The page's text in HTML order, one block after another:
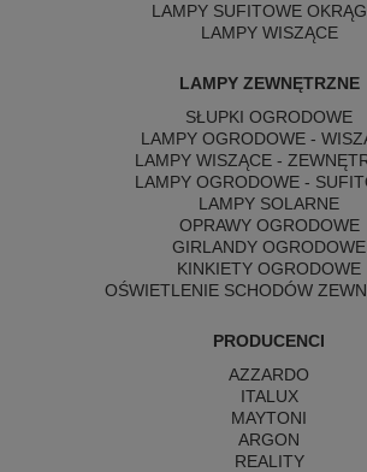
LAMPY SUFITOWE
LAMPY WISZĄCE
LAMPY ZEWNĘTRZNE
SŁUPKI OGRODOWE
LAMPY OGRODOWE -
LAMPY WISZĄCE -
LAMPY OGRODOWE -
LAMPY SOLARNE
OPRAWY OGRODOWE
GIRLANDY OGRODOWE
KINKIETY OGRODOWE
OŚWIETLENIE SCHODÓW
PRODUCENCI
AZZARDO
ITALUX
MAYTONI
ARGON
REALITY